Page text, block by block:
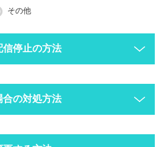
その他
信停止の方法
ほどかかる場合がございますのでご
合の対処方法